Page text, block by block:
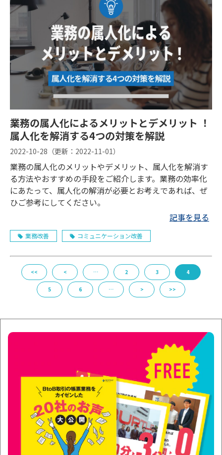
業務の属人化によるメリットとデメリット ！
属人化を解消する4つの対策を解説
2022-10-28 （更新： 2022-11-01）
業務の属人化のメリットやデメリット、属人化を解消す
る方法やおすすめの手段をご紹介します。業務の効率化
にあたって、属人化の解消が必要とお考えであれば、ぜ
ひご参考にしてください。
記事を見る
業務改善 コミュニケーション改善
<< < … 2 3 4
5 6 … > >>